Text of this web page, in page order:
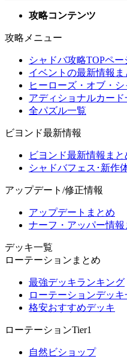
攻略コンテンツ
攻略メニュー
シャドバ攻略TOPペー
イベントの最新情報ま
ヒーローズ・オブ・
アディショナルカード
全パズル一覧
ビヨンド最新情報
ビヨンド最新情報まと
シャドバフェス･新作
アップデート/修正情報
アップデートまとめ
ナーフ・アッパー情報
デッキ一覧
ローテーションまとめ
最強デッキランキング
ローテーションデッキ
格安おすすめデッキ
ローテーションTier1
自然ビショップ